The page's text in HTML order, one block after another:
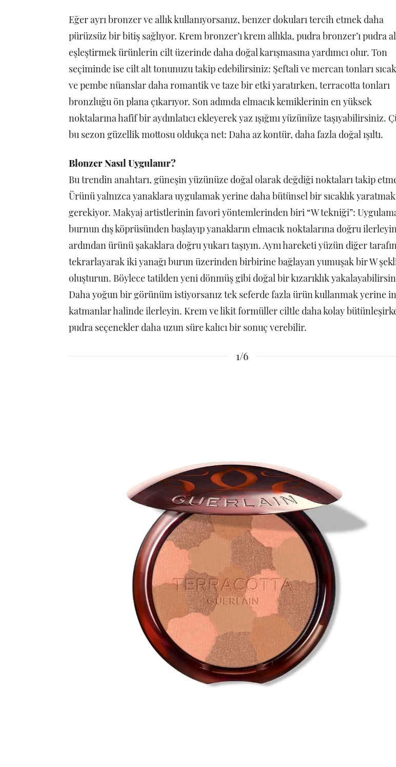
Eğer ayrı bronzer ve allık kullanıyorsanız, benzer dokuları tercih etmek daha
pürüzsüz bir bitiş sağlıyor. Krem bronzer’ı krem allıkla, pudra bronzer’ı pudra
eşleştirmek ürünlerin cilt üzerinde daha doğal karışmasına yardımcı olur. Ton
seçiminde ise cilt alt tonunuzu takip edebilirsiniz: Şeftali ve mercan tonları
ve pembe nüanslar daha romantik ve taze bir etki yaratırken, terracotta tonları
bronzluğu ön plana çıkarıyor. Son adımda elmacık kemiklerinin en yüksek
noktalarına hafif bir aydınlatıcı ekleyerek yaz ışığını yüzünüze taşıyabilirsiniz.
bu sezon güzellik mottosu oldukça net: Daha az kontür, daha fazla doğal ışıltı.
Blonzer Nasıl Uygulanır?
Bu trendin anahtarı, güneşin yüzünüze doğal olarak değdiği noktaları takip
Ürünü yalnızca yanaklara uygulamak yerine daha bütünsel bir sıcaklık yaratmak
gerekiyor. Makyaj artistlerinin favori yöntemlerinden biri “W tekniği”:
burnun dış köprüsünden başlayıp yanakların elmacık noktalarına doğru
ardından ürünü şakaklara doğru yukarı taşıyın. Aynı hareketi yüzün diğer
tekrarlayarak iki yanağı burun üzerinden birbirine bağlayan yumuşak bir W
oluşturun. Böylece tatilden yeni dönmüş gibi doğal bir kızarıklık
Daha yoğun bir görünüm istiyorsanız tek seferde fazla ürün kullanmak yerine
katmanlar halinde ilerleyin. Krem ve likit formüller ciltle daha kolay
pudra seçenekler daha uzun süre kalıcı bir sonuç verebilir.
1/6